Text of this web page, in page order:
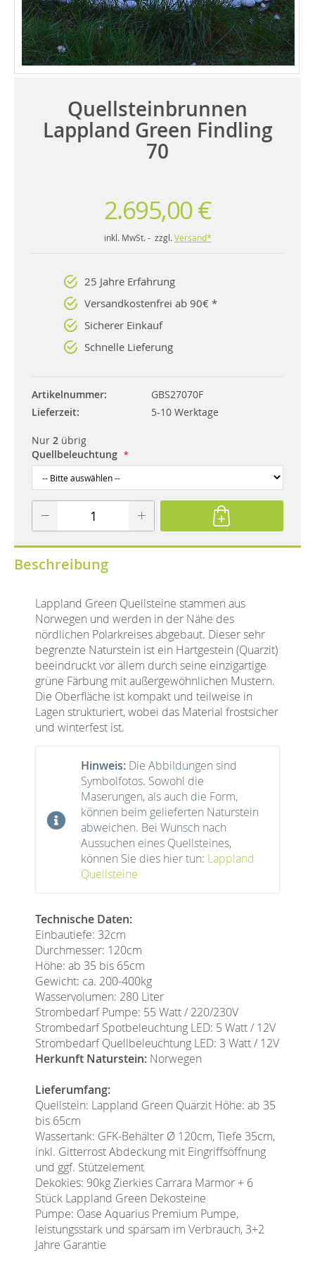
Quellsteinbrunnen
Lappland Green Findling
70
2.695,00 €
inkl. MwSt. - zzgl. Versand*
25 Jahre Erfahrung
Versandkostenfrei ab 90€ *
Sicherer Einkauf
Schnelle Lieferung
Artikelnummer
GBS27070F
Lieferzeit
5-10 Werktage
Nur 2 übrig
Quellbeleuchtung
Beschreibung
Lappland Green Quellsteine stammen aus
Norwegen und werden in der Nähe des
nördlichen Polarkreises abgebaut. Dieser sehr
begrenzte Naturstein ist ein Hartgestein (Quarzit)
beeindruckt vor allem durch seine einzigartige
grüne Färbung mit außergewöhnlichen Mustern.
Die Oberfläche ist kompakt und teilweise in
Lagen strukturiert, wobei das Material frostsicher
und winterfest ist.
Hinweis: Die Abbildungen sind
Symbolfotos. Sowohl die
Maserungen, als auch die Form,
können beim gelieferten Naturstein
abweichen. Bei Wunsch nach
Aussuchen eines Quellsteines,
können Sie dies hier tun: Lappland
Quellsteine
Technische Daten:
Einbautiefe: 32cm
Durchmesser: 120cm
Höhe: ab 35 bis 65cm
Gewicht: ca. 200-400kg
Wasservolumen: 280 Liter
Strombedarf Pumpe: 55 Watt / 220/230V
Strombedarf Spotbeleuchtung LED: 5 Watt / 12V
Strombedarf Quellbeleuchtung LED: 3 Watt / 12V
Herkunft Naturstein: Norwegen
Lieferumfang:
Quellstein: Lappland Green Quarzit Höhe: ab 35
bis 65cm
Wassertank: GFK-Behälter Ø 120cm, Tiefe 35cm,
inkl. Gitterrost Abdeckung mit Eingriffsöffnung
und ggf. Stützelement
Dekokies: 90kg Zierkies Carrara Marmor + 6
Stück Lappland Green Dekosteine
Pumpe: Oase Aquarius Premium Pumpe,
leistungsstark und sparsam im Verbrauch, 3+2
Jahre Garantie